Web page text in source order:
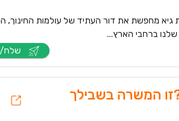
מחפשת את דור העתיד של עולמות החינוך,
שלנו ברחבי הארץ...
המשרה בשבילך